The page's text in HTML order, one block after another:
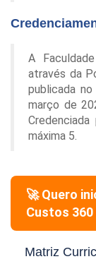
A
através da
publicada
março de
máxima 5.
🚀 Quero
Custos
Matriz